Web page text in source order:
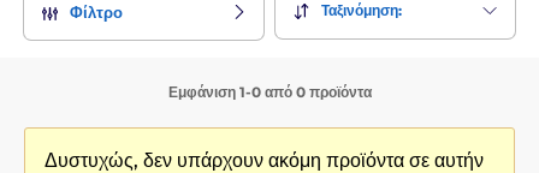
Φίλτρο Ταξινόμηση:
Εμφάνιση 1-0 από 0 προϊόντα
Δυστυχώς, δεν υπάρχουν ακόμη προϊόντα σε αυτήν